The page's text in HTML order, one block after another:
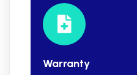
Warranty